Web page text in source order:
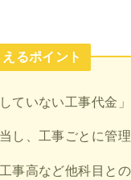
るポイント
ていない工事代金
し、工事ごとに管
事高など他科目と